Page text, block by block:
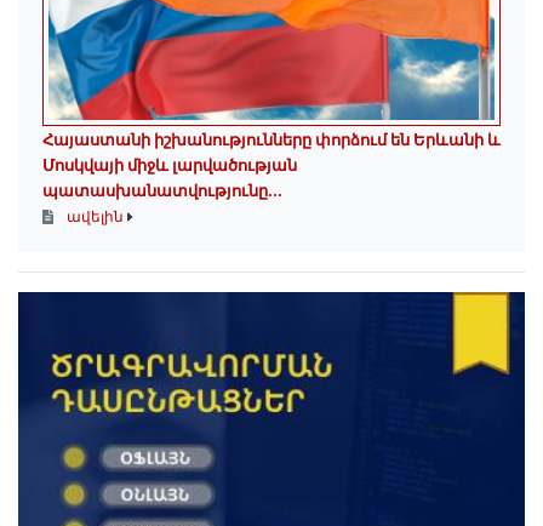
Հայաստանի իշխանությունները փորձում են Երևանի և
Մոսկվայի միջև լարվածության
պատասխանատվությունը...
ավելին